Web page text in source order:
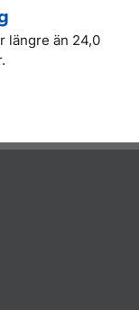
längre än 24,0